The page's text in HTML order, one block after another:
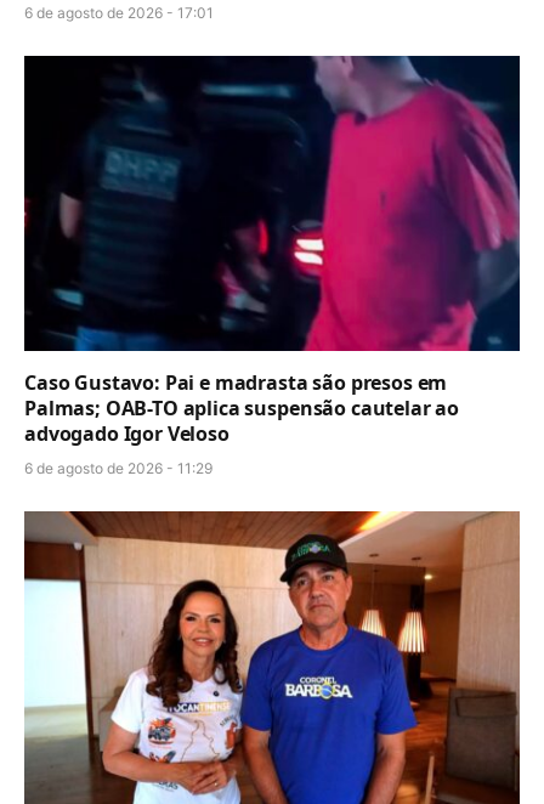
6 de agosto de 2026 - 17:01
Caso Gustavo: Pai e madrasta são presos em
Palmas; OAB-TO aplica suspensão cautelar ao
advogado Igor Veloso
6 de agosto de 2026 - 11:29